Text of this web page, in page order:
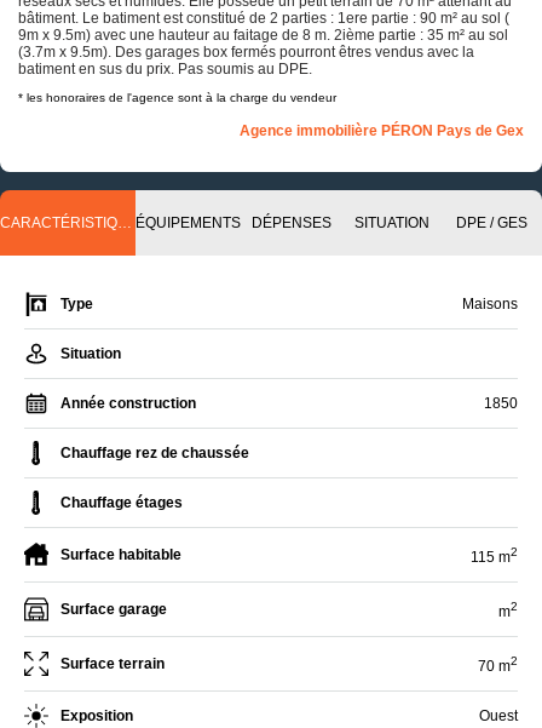
bâtiment. Le batiment est constitué de 2 parties : 1ere partie : 90 m² au sol (
9m x 9.5m) avec une hauteur au faitage de 8 m. 2ième partie : 35 m² au sol
(3.7m x 9.5m). Des garages box fermés pourront êtres vendus avec la
batiment en sus du prix. Pas soumis au DPE.
* les honoraires de l'agence sont à la charge du vendeur
Agence immobilière PÉRON Pays de Gex
CARACTÉRISTIQUES ÉQUIPEMENTS DÉPENSES SITUATION DPE / GES
Type Maisons
Situation
Année construction 1850
Chauffage rez de chaussée
Chauffage étages
Surface habitable 115 m2
Surface garage m2
Surface terrain 70 m2
Exposition Ouest